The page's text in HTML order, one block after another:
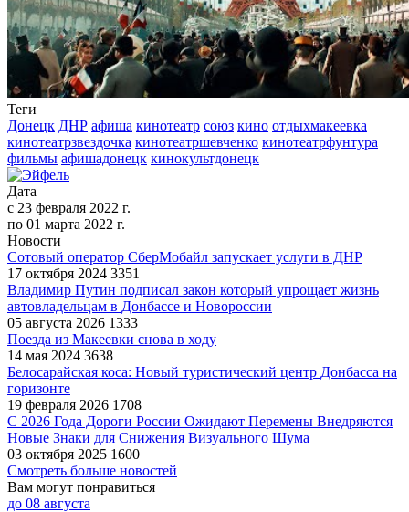
Теги
Донецк ДНР афиша кинотеатр союз кино отдыхмакеевка
кинотеатрзвездочка кинотеатршевченко кинотеатрфунтура
фильмы афишадонецк кинокультдонецк
Дата
с 23 февраля 2022 г.
по 01 марта 2022 г.
Новости
Сотовый оператор СберМобайл запускает услуги в ДНР
17 октября 2024 3351
Владимир Путин подписал закон который упрощает жизнь
автовладельцам в Донбассе и Новороссии
05 августа 2026 1333
Поезда из Макеевки снова в ходу
14 мая 2024 3638
Белосарайская коса: Новый туристический центр Донбасса на
горизонте
19 февраля 2026 1708
С 2026 Года Дороги России Ожидают Перемены Внедряются
Новые Знаки для Снижения Визуального Шума
03 октября 2025 1600
Смотреть больше новостей
Вам могут понравиться
до 08 августа